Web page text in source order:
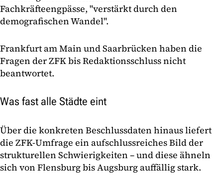
Fachkräfteengpässe, "verstärkt durch den
demografischen Wandel".
Frankfurt am Main und Saarbrücken haben die
Fragen der ZFK bis Redaktionsschluss nicht
beantwortet.
Was fast alle Städte eint
Über die konkreten Beschlussdaten hinaus liefert
die ZFK-Umfrage ein aufschlussreiches Bild der
strukturellen Schwierigkeiten – und diese ähneln
sich von Flensburg bis Augsburg auffällig stark.